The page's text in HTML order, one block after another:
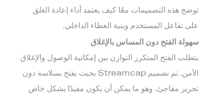
توضح هذه التصميمات معًا كيف يعتمد أداء إعادة الغلق
على تفاعل المستخدم وبنية الغطاء الداخلي.
سهولة الفتح دون المساس بالإغلاق
يتطلب الفتح المتكرر التوازن بين إمكانية الوصول والإغلاق
الآمن. تم تصميم Streamcap بحيث يفتح بسلاسة دون
تحرير مفاجئ، وهو ما يمكن أن يكون مفيدًا بشكل خاص